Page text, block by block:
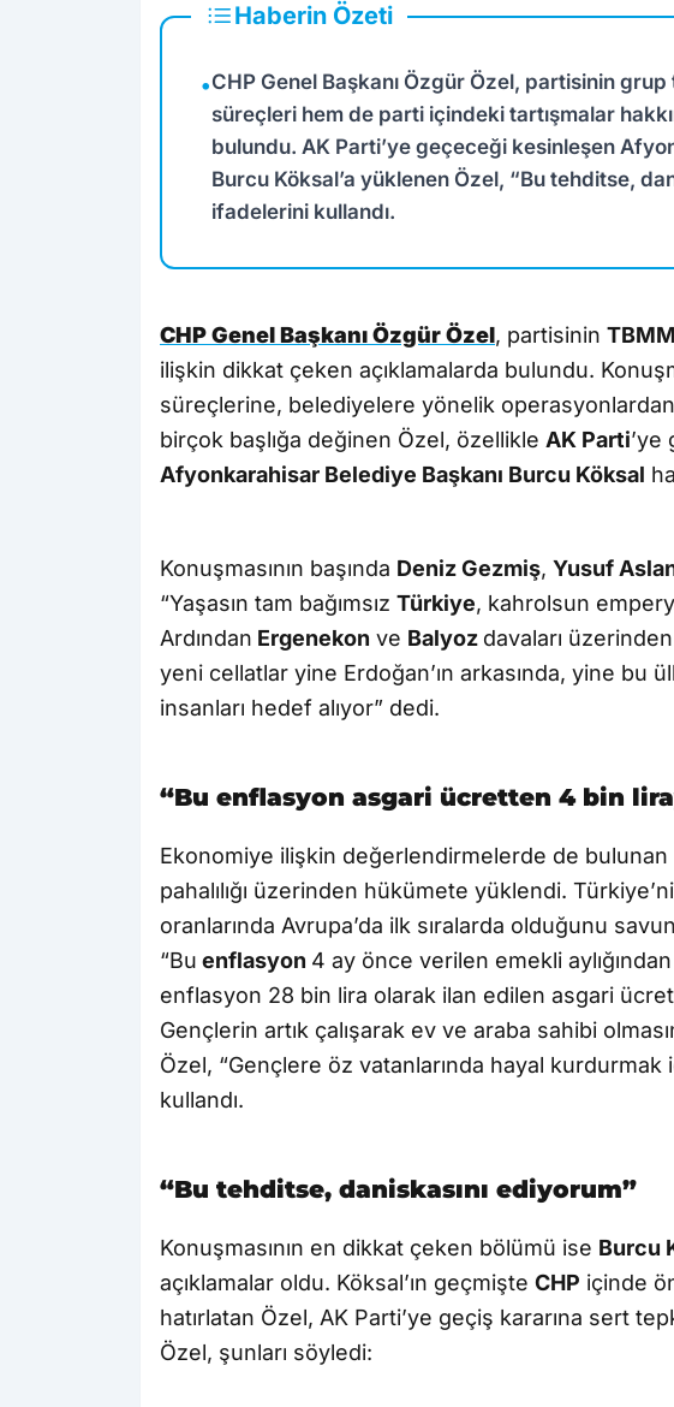
Haberin Özeti
•CHP Genel Başkanı Özgür Özel, partisinin grup
süreçleri hem de parti içindeki tartışmalar
bulundu. AK Parti’ye geçeceği kesinleşen
Burcu Köksal’a yüklenen Özel, “Bu tehditse,
ifadelerini kullandı.
CHP Genel Başkanı Özgür Özel, partisinin
ilişkin dikkat çeken açıklamalarda bulundu.
süreçlerine, belediyelere yönelik
birçok başlığa değinen Özel, özellikle AK Parti’ye
Afyonkarahisar Belediye Başkanı Burcu Köksal
Konuşmasının başında Deniz Gezmiş, Yusuf
“Yaşasın tam bağımsız Türkiye, kahrolsun
Ardından Ergenekon ve Balyoz davaları
yeni cellatlar yine Erdoğan’ın arkasında, yine bu
insanları hedef alıyor” dedi.
“Bu enflasyon asgari ücretten 4 bin
Ekonomiye ilişkin değerlendirmelerde de
pahalılığı üzerinden hükümete yüklendi.
oranlarında Avrupa’da ilk sıralarda olduğunu
“Bu enflasyon 4 ay önce verilen emekli
enflasyon 28 bin lira olarak ilan edilen asgari
Gençlerin artık çalışarak ev ve araba sahibi
Özel, “Gençlere öz vatanlarında hayal
kullandı.
“Bu tehditse, daniskasını ediyorum”
Konuşmasının en dikkat çeken bölümü ise Burcu
açıklamalar oldu. Köksal’ın geçmişte CHP içinde
hatırlatan Özel, AK Parti’ye geçiş kararına sert
Özel, şunları söyledi: